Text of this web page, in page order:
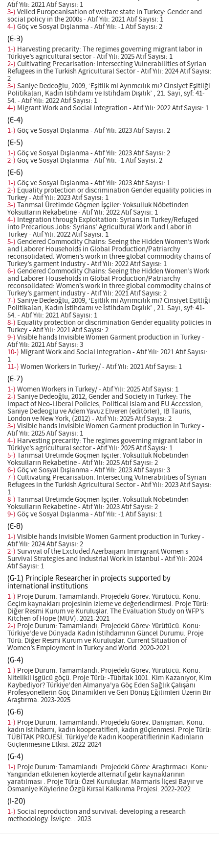
Atıf Yılı: 2021 Atıf Sayısı: 1
3-) Veiled Europeanisation of welfare state in Turkey: Gender and
social policy in the 2000s - Atıf Yılı: 2021 Atıf Sayısı: 1
4-) Göç ve Sosyal Dışlanma - Atıf Yılı: -1 Atıf Sayısı: 2
(E-3)
1-) Harvesting precarity: The regimes governing migrant labor in
Türkiye’s agricultural sector - Atıf Yılı: 2025 Atıf Sayısı: 1
2-) Cultivating Precarisation: Intersecting Vulnerabilities of Syrian
Refugees in the Turkish Agricultural Sector - Atıf Yılı: 2024 Atıf Sayısı:
2
3-) Saniye Dedeoğlu, 2009, ‘Eşitlik mi Ayrımcılık mı? Cinsiyet Eşitliği
Politikaları, Kadın İstihdamı ve İstihdam Dışılık’ , 21. Sayı, syf: 41-
54. - Atıf Yılı: 2022 Atıf Sayısı: 1
4-) Migrant Work and Social Integration - Atıf Yılı: 2022 Atıf Sayısı: 1
(E-4)
1-) Göç ve Sosyal Dışlanma - Atıf Yılı: 2023 Atıf Sayısı: 2
(E-5)
1-) Göç ve Sosyal Dışlanma - Atıf Yılı: 2023 Atıf Sayısı: 2
2-) Göç ve Sosyal Dışlanma - Atıf Yılı: -1 Atıf Sayısı: 2
(E-6)
1-) Göç ve Sosyal Dışlanma - Atıf Yılı: 2023 Atıf Sayısı: 1
2-) Equality protection or discrimination Gender equality policies in
Turkey - Atıf Yılı: 2023 Atıf Sayısı: 1
3-) Tarımsal Üretimde Göçmen İşçiler: Yoksulluk Nöbetinden
Yoksulların Rekabetine - Atıf Yılı: 2022 Atıf Sayısı: 1
4-) Integration through Exploitation: Syrians in Turkey/Refuged
into Precarious Jobs: Syrians’ Agricultural Work and Labor in
Turkey - Atıf Yılı: 2022 Atıf Sayısı: 1
5-) Gendered Commodity Chains: Seeing the Hidden Women’s Work
and Laborer Households in Global Production/Patriarchy
reconsolidated: Women’s work in three global commodity chains of
Turkey’s garment industry - Atıf Yılı: 2022 Atıf Sayısı: 1
6-) Gendered Commodity Chains: Seeing the Hidden Women’s Work
and Laborer Households in Global Production/Patriarchy
reconsolidated: Women’s work in three global commodity chains of
Turkey’s garment industry - Atıf Yılı: 2021 Atıf Sayısı: 2
7-) Saniye Dedeoğlu, 2009, ‘Eşitlik mi Ayrımcılık mı? Cinsiyet Eşitliği
Politikaları, Kadın İstihdamı ve İstihdam Dışılık’ , 21. Sayı, syf: 41-
54. - Atıf Yılı: 2021 Atıf Sayısı: 1
8-) Equality protection or discrimination Gender equality policies in
Turkey - Atıf Yılı: 2021 Atıf Sayısı: 2
9-) Visible hands Invisible Women Garment production in Turkey -
Atıf Yılı: 2021 Atıf Sayısı: 3
10-) Migrant Work and Social Integration - Atıf Yılı: 2021 Atıf Sayısı:
1
11-) Women Workers in Turkey/ - Atıf Yılı: 2021 Atıf Sayısı: 1
(E-7)
1-) Women Workers in Turkey/ - Atıf Yılı: 2025 Atıf Sayısı: 1
2-) Saniye Dedeoğlu, 2012, Gender and Society in Turkey: The
Impact of Neo-Liberal Policies, Political Islam and EU Accession,
Saniye Dedeoglu ve Adem Yavuz Elveren (editörler), IB Tauris,
London ve New York, (2012) - Atıf Yılı: 2025 Atıf Sayısı: 2
3-) Visible hands Invisible Women Garment production in Turkey -
Atıf Yılı: 2025 Atıf Sayısı: 1
4-) Harvesting precarity: The regimes governing migrant labor in
Türkiye’s agricultural sector - Atıf Yılı: 2025 Atıf Sayısı: 1
5-) Tarımsal Üretimde Göçmen İşçiler: Yoksulluk Nöbetinden
Yoksulların Rekabetine - Atıf Yılı: 2025 Atıf Sayısı: 2
6-) Göç ve Sosyal Dışlanma - Atıf Yılı: 2023 Atıf Sayısı: 3
7-) Cultivating Precarisation: Intersecting Vulnerabilities of Syrian
Refugees in the Turkish Agricultural Sector - Atıf Yılı: 2023 Atıf Sayısı:
1
8-) Tarımsal Üretimde Göçmen İşçiler: Yoksulluk Nöbetinden
Yoksulların Rekabetine - Atıf Yılı: 2023 Atıf Sayısı: 2
9-) Göç ve Sosyal Dışlanma - Atıf Yılı: -1 Atıf Sayısı: 1
(E-8)
1-) Visible hands Invisible Women Garment production in Turkey -
Atıf Yılı: 2024 Atıf Sayısı: 2
2-) Survival of the Excluded Azerbaijani Immigrant Women s
Survival Strategies and Industrial Work in Istanbul - Atıf Yılı: 2024
Atıf Sayısı: 1
(G-1) Principle Researcher in projects supported by
international institutions
1-) Proje Durum: Tamamlandı. Projedeki Görev: Yürütücü. Konu:
Geçim kaynakları projesinin izleme ve değerlendirmesi. Proje Türü:
Diğer Resmi Kurum ve Kuruluşlar. The Evaluation Study on WFP’s
Kitchen of Hope (MUV). 2021-2021
2-) Proje Durum: Tamamlandı. Projedeki Görev: Yürütücü. Konu:
Türkiye'de ve Dünyada Kadın İstihdamının Güncel Durumu. Proje
Türü: Diğer Resmi Kurum ve Kuruluşlar. Current Situation of
Women’s Employment in Turkey and World. 2020-2021
(G-4)
1-) Proje Durum: Tamamlandı. Projedeki Görev: Yürütücü. Konu:
Nitelikli işgücü göçü. Proje Türü: -Tübitak 1001. Kim Kazanıyor, Kim
Kaybediyor? Türkiye'den Almanya'ya Göç Eden Sağlık Çalışanı
Profesyonellerin Göç Dinamikleri ve Geri Dönüş Eğilimleri Üzerin Bir
Araştırma. 2023-2025
(G-6)
1-) Proje Durum: Tamamlandı. Projedeki Görev: Danışman. Konu:
kadın istihdamı, kadın kooperatifleri, kadın güçlenmesi. Proje Türü:
TÜBİTAK PROJESİ. Türkiye'de Kadın Kooperatiflerinin Kadınların
Güçlenmesine Etkisi. 2022-2024
(G-4)
1-) Proje Durum: Tamamlandı. Projedeki Görev: Araştırmacı. Konu:
Yangından etkilenen köylerde alternatif gelir kaynaklarının
yaratılması . Proje Türü: Özel Kuruluşlar. Marmaris İlçesi Bayır ve
Osmaniye Köylerine Özgü Kırsal Kalkınma Projesi. 2022-2022
(I-20)
1-) Social reproduction and survival: developing a research
methodology. İsviçre. . 2023